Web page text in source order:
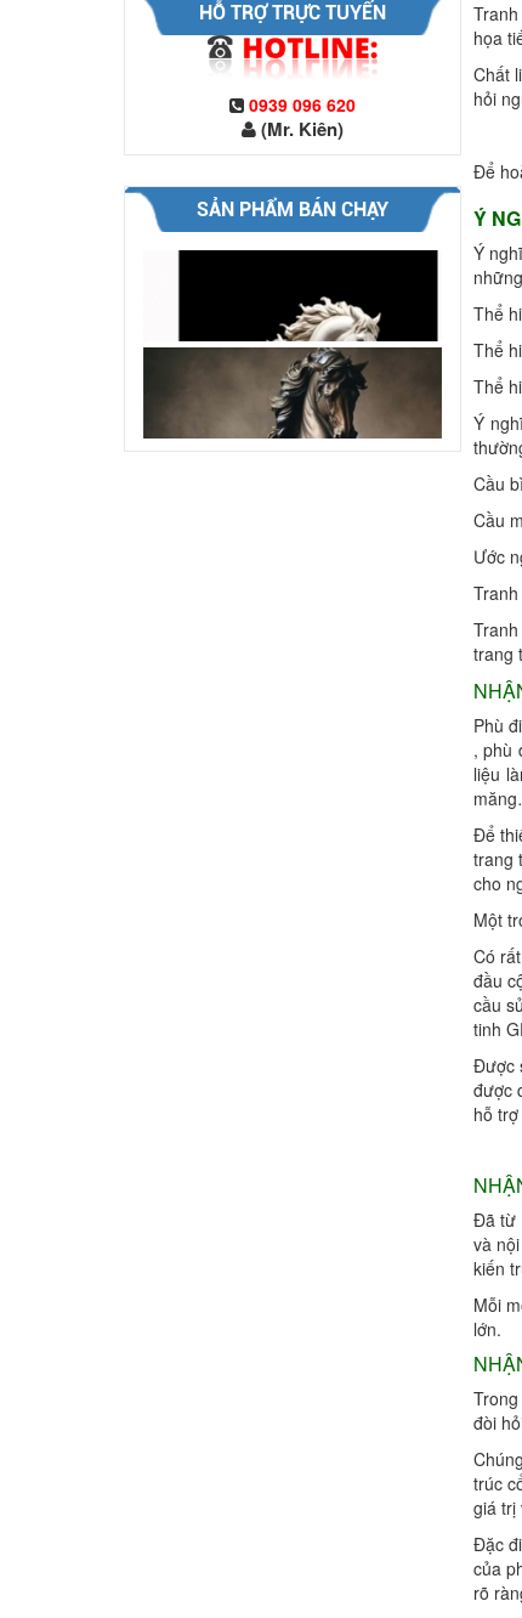
HỖ TRỢ TRỰC TUYẾN
0939 096 620
(Mr. Kiên)
SẢN PHẨM BÁN CHẠY
điêu khắc con ngựa 12,chuyên thi
công điêu khắc tượng con ng...
điêu khắc con ngựa 20, xưởng thi
điêu khắc con ngưa 19, công ty điêu
khắc tượng con ngựa chất...
điêu khắc con ngựa 18, xưởng sản
họa
Chất
hỏi
Để
Ý
Ý
Thể
Thể
Thể
Ý
Cầu
Cầu
Ước
trang
Phù
, phù
liệu
Để
trang
cho
Một
Có
đầu
cầu
tinh
Được
được
hỗ
Đã từ
và
kiến
Mỗi
lớn.
đòi
trúc
giá trị
Đặc
của
rõ